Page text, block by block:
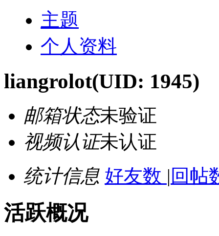
主题
个人资料
liangrolot(UID: 1945)
邮箱状态未验证
视频认证未认证
统计信息 好友数 | 回帖
活跃概况